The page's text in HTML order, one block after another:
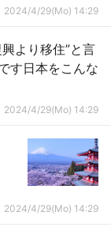
2024/4/29(Mo) 14:29
より移住”と言
す日本をこんな
2024/4/29(Mo) 14:29
2024/4/29(Mo) 14:29